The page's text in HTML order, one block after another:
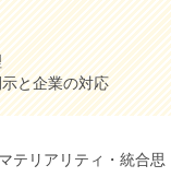
と企業の対応
テリアリティ・統合思